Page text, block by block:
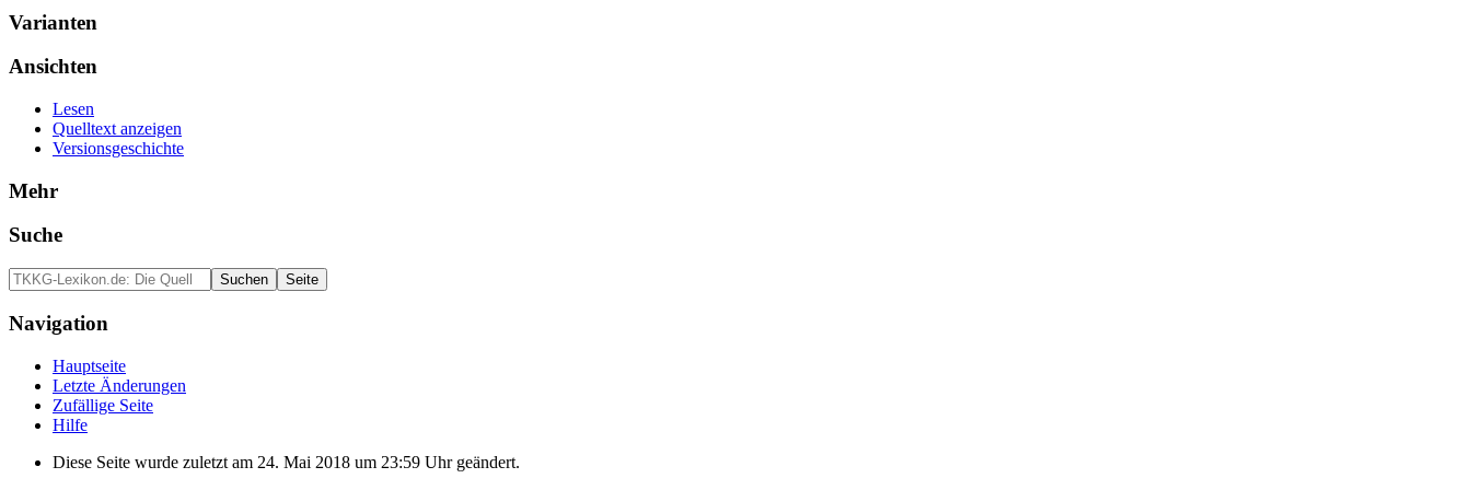
Varianten
Ansichten
Lesen
Quelltext anzeigen
Versionsgeschichte
Mehr
Suche
Navigation
Hauptseite
Letzte Änderungen
Zufällige Seite
Hilfe
Diese Seite wurde zuletzt am 24. Mai 2018 um 23:59 Uhr geändert.